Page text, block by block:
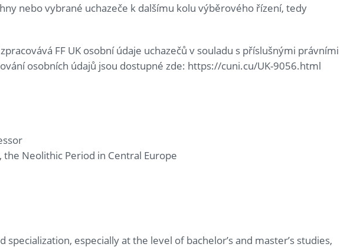
nebo vybrané uchazeče k dalšímu kolu výběrového řízení, tedy
FF UK osobní údaje uchazečů v souladu s příslušnými právními
osobních údajů jsou dostupné zde: https://cuni.cu/UK-9056.html
Neolithic Period in Central Europe
especially at the level of bachelor’s and master’s studies,